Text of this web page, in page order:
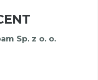
Sp. z o. o.